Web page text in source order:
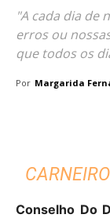
"A cada dia de
erros ou
que todos os
Por Margarida
Conselho Do